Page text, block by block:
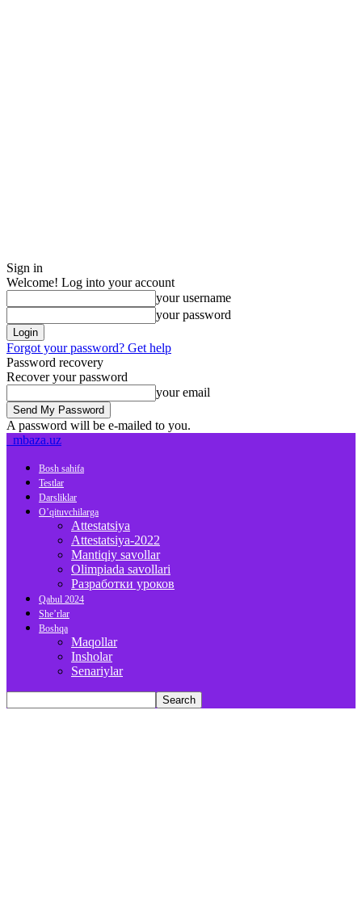
Sign in
Welcome! Log into your account
your username
your password
Forgot your password? Get help
Password recovery
Recover your password
your email
A password will be e-mailed to you.
mbaza.uz
Bosh sahifa
Testlar
Darsliklar
O’qituvchilarga
Attestatsiya
Attestatsiya-2022
Mantiqiy savollar
Olimpiada savollari
Разработки уроков
Qabul 2024
She’rlar
Boshqa
Maqollar
Insholar
Senariylar